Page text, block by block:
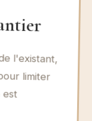
l'existant,
limiter
est